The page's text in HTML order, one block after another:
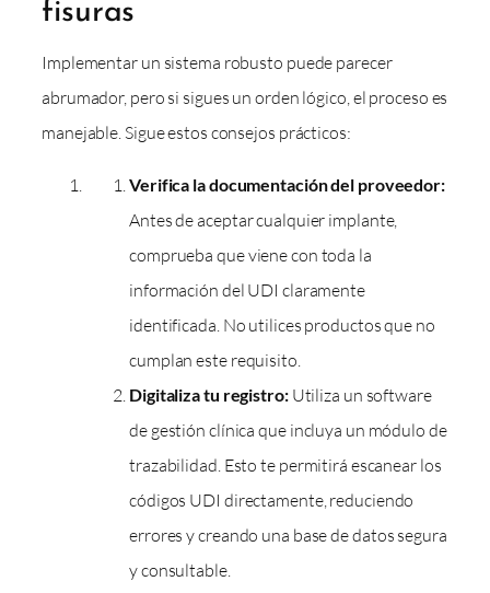
fisuras
Implementar un sistema robusto puede parecer
abrumador, pero si sigues un orden lógico, el proceso es
manejable. Sigue estos consejos prácticos:
Verifica la documentación del proveedor:
Antes de aceptar cualquier implante,
comprueba que viene con toda la
información del UDI claramente
identificada. No utilices productos que no
cumplan este requisito.
Digitaliza tu registro:Utiliza un software
de gestión clínica que incluya un módulo de
trazabilidad. Esto te permitirá escanear los
códigos UDI directamente, reduciendo
errores y creando una base de datos segura
y consultable.